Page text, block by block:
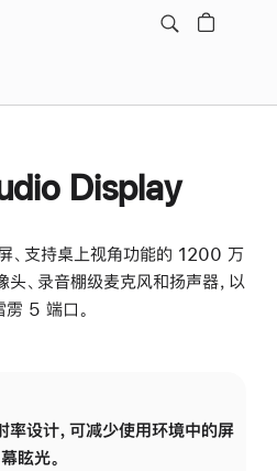
Display
、支持桌上视角功能的 1200 万
、录音棚级麦克风和扬声器，以
雳 5 端口。
设计，可减少使用环境中的屏
幕眩光。